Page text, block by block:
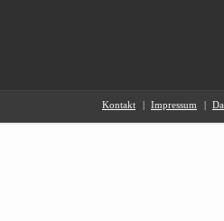
Kontakt Impressum